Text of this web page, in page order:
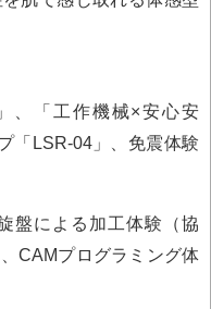
、「工作機械×安心安
「LSR-04」、免震体験
盤による加工体験（協
CAMプログラミング体